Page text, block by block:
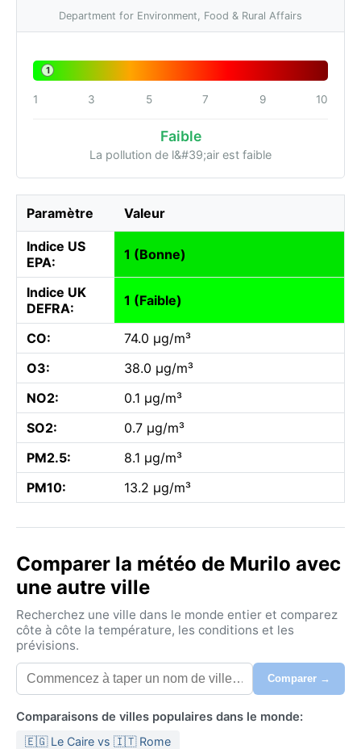
Department for Environment, Food & Rural Affairs
1
1 3 5 7 9 10
Faible
La pollution de l&#39;air est faible
Paramètre Valeur
Indice US
EPA:
1 (Bonne)
Indice UK
DEFRA:
1 (Faible)
CO:
74.0 µg/m³
O3:
38.0 µg/m³
NO2:
0.1 µg/m³
SO2:
0.7 µg/m³
PM2.5:
8.1 µg/m³
PM10:
13.2 µg/m³
Comparer la météo de Murilo avec
une autre ville
Recherchez une ville dans le monde entier et comparez
côte à côte la température, les conditions et les
prévisions.
Comparer →
Comparaisons de villes populaires dans le monde:
🇪🇬 Le Caire vs 🇮🇹 Rome